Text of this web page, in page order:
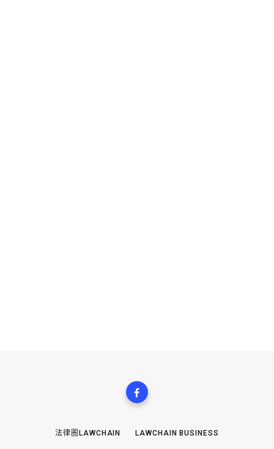
法律圈LAWCHAIN LAWCHAIN BUSINESS